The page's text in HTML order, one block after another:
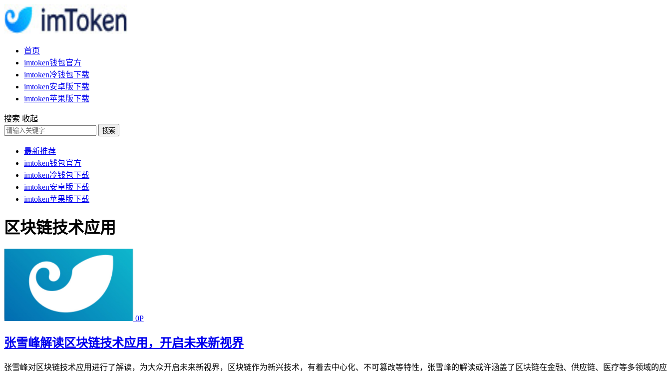
首页
imtoken钱包官方
imtoken冷钱包下载
imtoken安卓版下载
imtoken苹果版下载
搜索 收起
搜索
最新推荐
imtoken钱包官方
imtoken冷钱包下载
imtoken安卓版下载
imtoken苹果版下载
区块链技术应用
0P
张雪峰解读区块链技术应用，开启未来新视界
张雪峰对区块链技术应用进行了解读，为大众开启未来新视界，区块链作为新兴技术，有着去中心化、不可篡改等特性，张雪峰的解读或许涵盖了区块链在金融、供应链、医疗等多领域的应